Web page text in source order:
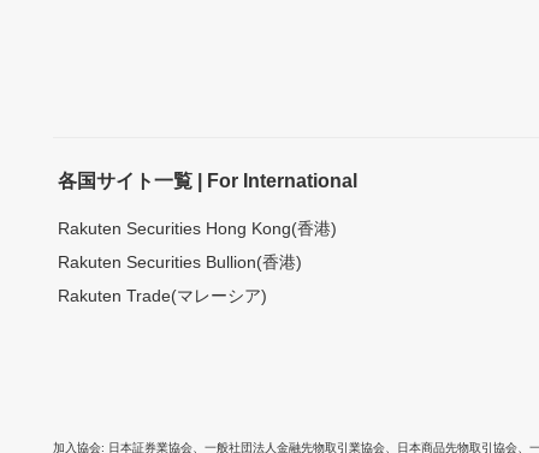
各国サイト一覧 | For International
Rakuten Securities Hong Kong(香港)
Rakuten Securities Bullion(香港)
Rakuten Trade(マレーシア)
加入協会 日本証券業協会 一般社団法人金融先物取引業協会 日本商品先物取引協会